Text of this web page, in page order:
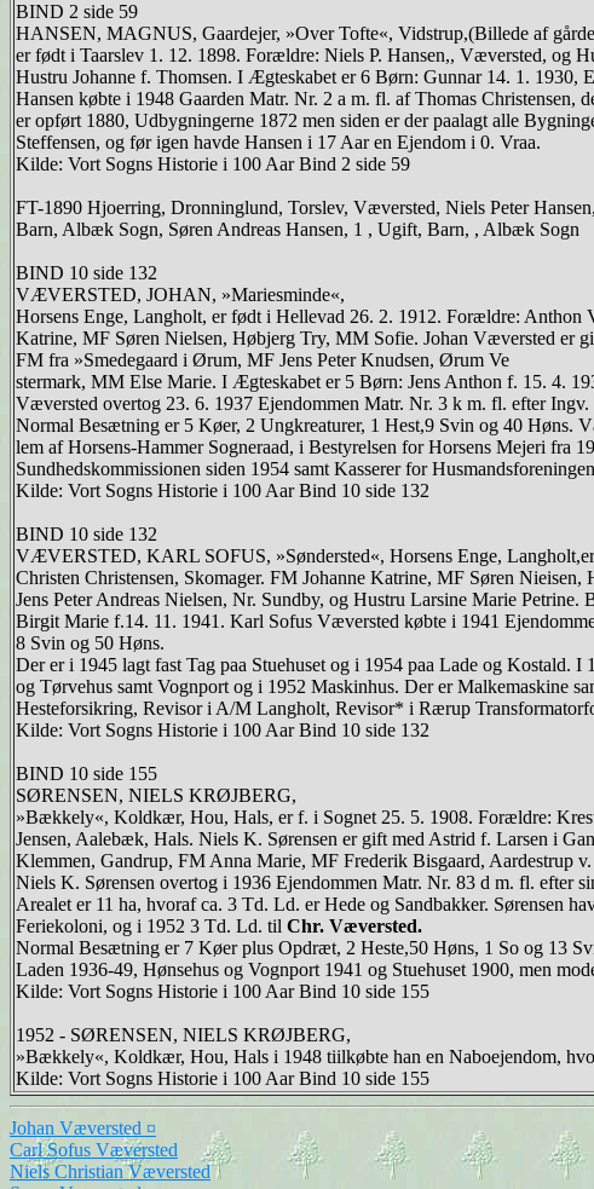
BIND 2 side 59
HANSEN, MAGNUS, Gaardejer, »Over Tofte«, Vidstrup,(Billede af
er født i Taarslev 1. 12. 1898. Forældre: Niels P. Hansen,, Væversted, og
Hustru Johanne f. Thomsen. I Ægteskabet er 6 Børn: Gunnar 14. 1.
Hansen købte i 1948 Gaarden Matr. Nr. 2 a m. fl. af Thomas
er opført 1880, Udbygningerne 1872 men siden er der paalagt alle
Steffensen, og før igen havde Hansen i 17 Aar en Ejendom i 0. Vraa.
Kilde: Vort Sogns Historie i 100 Aar Bind 2 side 59
FT-1890 Hjoerring, Dronninglund, Torslev, Væversted, Niels Peter
Barn, Albæk Sogn, Søren Andreas Hansen, 1 , Ugift, Barn, , Albæk Sogn
BIND 10 side 132
VÆVERSTED, JOHAN, »Mariesminde«,
Horsens Enge, Langholt, er født i Hellevad 26. 2. 1912. Forældre:
Katrine, MF Søren Nielsen, Høbjerg Try, MM Sofie. Johan Væversted er
FM fra »Smedegaard i Ørum, MF Jens Peter Knudsen, Ørum Ve
stermark, MM Else Marie. I Ægteskabet er 5 Børn: Jens Anthon f. 15. 4.
Væversted overtog 23. 6. 1937 Ejendommen Matr. Nr. 3 k m. fl. efter
Normal Besætning er 5 Køer, 2 Ungkreaturer, 1 Hest,9 Svin og 40 Høns.
lem af Horsens-Hammer Sogneraad, i Bestyrelsen for Horsens Mejeri fra
Sundhedskommissionen siden 1954 samt Kasserer for
Kilde: Vort Sogns Historie i 100 Aar Bind 10 side 132
BIND 10 side 132
VÆVERSTED, KARL SOFUS, »Søndersted«, Horsens Enge,
Christen Christensen, Skomager. FM Johanne Katrine, MF Søren
Jens Peter Andreas Nielsen, Nr. Sundby, og Hustru Larsine Marie
Birgit Marie f.14. 11. 1941. Karl Sofus Væversted købte i 1941
8 Svin og 50 Høns.
Der er i 1945 lagt fast Tag paa Stuehuset og i 1954 paa Lade og Kostald. I
og Tørvehus samt Vognport og i 1952 Maskinhus. Der er Malkemaskine
Hesteforsikring, Revisor i A/M Langholt, Revisor* i Rærup
Kilde: Vort Sogns Historie i 100 Aar Bind 10 side 132
BIND 10 side 155
SØRENSEN, NIELS KRØJBERG,
»Bækkely«, Koldkær, Hou, Hals, er f. i Sognet 25. 5. 1908. Forældre:
Jensen, Aalebæk, Hals. Niels K. Sørensen er gift med Astrid f. Larsen i
Klemmen, Gandrup, FM Anna Marie, MF Frederik Bisgaard,
Niels K. Sørensen overtog i 1936 Ejendommen Matr. Nr. 83 d m. fl. efter
Arealet er 11 ha, hvoraf ca. 3 Td. Ld. er Hede og Sandbakker. Sørensen
Feriekoloni, og i 1952 3 Td. Ld. til Chr. Væversted.
Normal Besætning er 7 Køer plus Opdræt, 2 Heste,50 Høns, 1 So og 13
Laden 1936-49, Hønsehus og Vognport 1941 og Stuehuset 1900, men
Kilde: Vort Sogns Historie i 100 Aar Bind 10 side 155
1952 - SØRENSEN, NIELS KRØJBERG,
»Bækkely«, Koldkær, Hou, Hals i 1948 tiilkøbte han en Naboejendom,
Kilde: Vort Sogns Historie i 100 Aar Bind 10 side 155
Johan Væversted ¤
Carl Sofus Væversted
Niels Christian Væversted